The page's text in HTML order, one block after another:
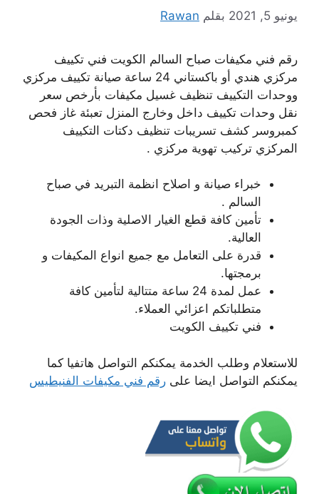
يونيو 5, 2021 بقلم Rawan
رقم فني مكيفات صباح السالم الكويت فني تكييف
مركزي هندي أو باكستاني 24 ساعة صيانة تكييف مركزي
ووحدات التكييف تنظيف غسيل مكيفات بأرخص سعر
نقل وحدات تكييف داخل وخارج المنزل تعبئة غاز فحص
كمبروسر كشف تسريبات تنظيف دكتات التكييف
المركزي تركيب تهوية مركزي .
خبراء صيانة و اصلاح انظمة التبريد في صباح
السالم .
تأمين كافة قطع الغيار الاصلية وذات الجودة
العالية.
قدرة على التعامل مع جميع انواع المكيفات و
برمجتها.
عمل لمدة 24 ساعة متتالية لتأمين كافة
متطلباتكم اعزائي العملاء.
فني تكييف الكويت
للاستعلام وطلب الخدمة يمكنكم التواصل هاتفيا كما
يمكنكم التواصل ايضا على رقم فني مكيفات الفنيطيس